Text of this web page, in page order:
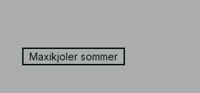
Maxikjoler sommer